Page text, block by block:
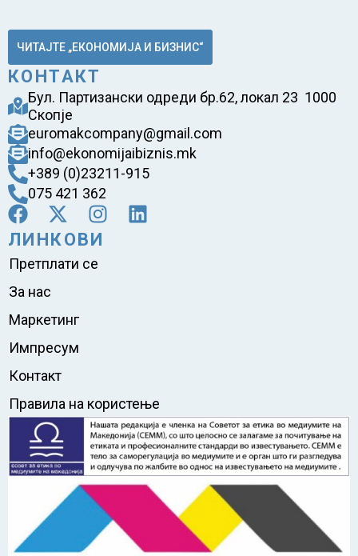
ЧИТАЈТЕ „ЕКОНОМИЈА И БИЗНИС“
КОНТАКТ
Бул. Партизански одреди бр.62, локал 23 1000
Скопје
euromakcompany@gmail.com
info@ekonomijaibiznis.mk
+389 (0)23211-915
075 421 362
ЛИНКОВИ
Претплати се
За нас
Маркетинг
Импресум
Контакт
Правила на користење